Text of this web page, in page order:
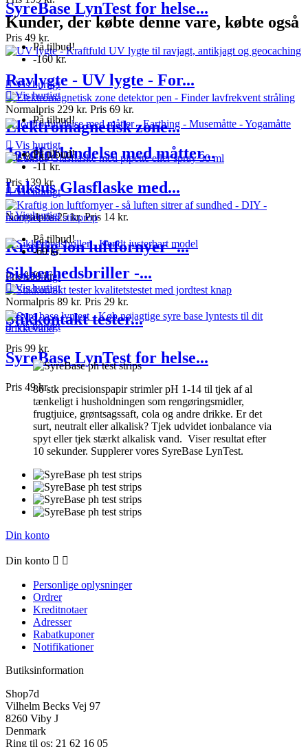
SyreBase LynTest for helse...
Pris 49 kr.
Kunder, der købte denne vare, købte også
Ravlygte - UV lygte - For...
Normalpris 229 kr. Pris 69 kr.
På tilbud!
-160 kr.
Vis hurtigt
Elektromagnetisk zone...
Pris 89 kr.
Vis hurtigt
Jordforbindelse med måtter...
Pris 139 kr.
På tilbud!
Vis hurtigt
Luksus Glasflaske med...
Normalpris 25 kr. Pris 14 kr.
På tilbud!
-11 kr.
Vis hurtigt
Kraftig ion luftfornyer -...
Pris 199 kr.
Vis hurtigt
Sikkerhedsbriller -...
Normalpris 89 kr. Pris 29 kr.
På tilbud!
-60 kr.
Vis hurtigt
Stikkontakt tester...
Pris 99 kr.
Vis hurtigt
SyreBase LynTest for helse...
Pris 49 kr.
Vis hurtigt
80 stk precisionspapir strimler pH 1-14 til tjek af al
tænkeligt i husholdningen som rengøringsmidler,
frugtjuice, grøntsagssaft, cola og andre drikke. Er det
surt, neutralt eller alkalisk? Tjek udvidet ionbalance via
spyt eller tjek stærkt alkalisk vand. Viser resultat efter
10 sekunder. Supplerer vores SyreBase LynTest.
Din konto
Din konto  
Personlige oplysninger
Ordrer
Kreditnotaer
Adresser
Rabatkuponer
Notifikationer
Butiksinformation
Shop7d
Vilhelm Becks Vej 97
8260 Viby J
Denmark
Ring til os: 21 62 16 05